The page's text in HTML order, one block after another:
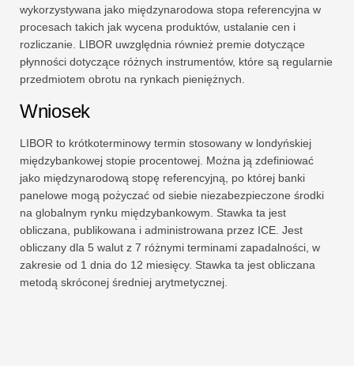
wykorzystywana jako międzynarodowa stopa referencyjna w
procesach takich jak wycena produktów, ustalanie cen i
rozliczanie. LIBOR uwzględnia również premie dotyczące
płynności dotyczące różnych instrumentów, które są regularnie
przedmiotem obrotu na rynkach pieniężnych.
Wniosek
LIBOR to krótkoterminowy termin stosowany w londyńskiej
międzybankowej stopie procentowej. Można ją zdefiniować
jako międzynarodową stopę referencyjną, po której banki
panelowe mogą pożyczać od siebie niezabezpieczone środki
na globalnym rynku międzybankowym. Stawka ta jest
obliczana, publikowana i administrowana przez ICE. Jest
obliczany dla 5 walut z 7 różnymi terminami zapadalności, w
zakresie od 1 dnia do 12 miesięcy. Stawka ta jest obliczana
metodą skróconej średniej arytmetycznej.